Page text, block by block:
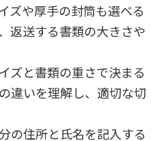
ズや厚手の封筒も選べる
返送する書類の大きさや
ズと書類の重さで決まる
違いを理解し、適切な切
の住所と氏名を記入する